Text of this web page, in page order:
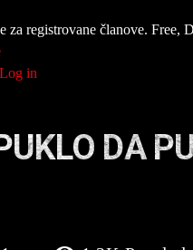
za registrovane članove. Free,
Log in
DA